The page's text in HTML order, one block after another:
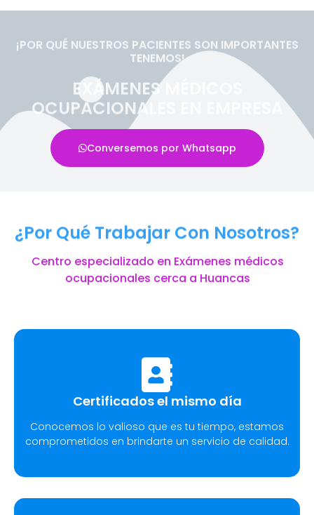
¡POR QUÉ NUESTROS PACIENTES SON IMPORTANTES
TENEMOS!
EXÁMENES MÉDICOS
OCUPACIONALES EN EMPRESA
Conversemos por Whatsapp
¿Por Qué Trabajar Con Nosotros?
Centro especializado en Exámenes médicos
ocupacionales cerca a Huancas
Certificados el mismo día
Conocemos lo valioso que es tu tiempo, estamos
comprometidos en brindarte un servicio de calidad.